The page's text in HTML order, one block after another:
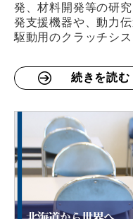
発、材料開発等の研
発支援機器や、動力
駆動用のクラッチシ
続きを読む